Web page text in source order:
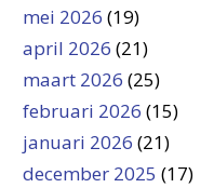
mei 2026 (19)
april 2026 (21)
maart 2026 (25)
februari 2026 (15)
januari 2026 (21)
december 2025 (17)